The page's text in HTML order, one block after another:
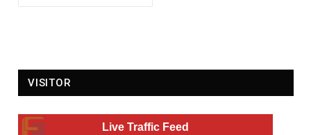
VISITOR
Live Traffic Feed